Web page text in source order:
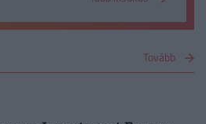
Tovább